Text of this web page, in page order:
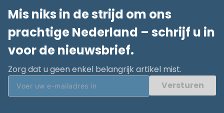
Mis niks in de strijd om ons
prachtige Nederland – schrijf u in
voor de nieuwsbrief.
Zorg dat u geen enkel belangrijk artikel mist.
Versturen